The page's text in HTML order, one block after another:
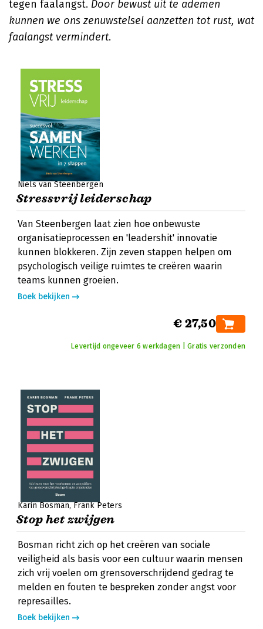
tegen faalangst. Door bewust uit te ademen
kunnen we ons zenuwstelsel aanzetten tot rust, wat
faalangst vermindert.
Niels van Steenbergen
Stressvrij leiderschap
Van Steenbergen laat zien hoe onbewuste
organisatieprocessen en 'leadershit' innovatie
kunnen blokkeren. Zijn zeven stappen helpen om
psychologisch veilige ruimtes te creëren waarin
teams kunnen groeien.
Boek bekijken
€ 27,50
Levertijd ongeveer 6 werkdagen | Gratis verzonden
Karin Bosman Frank Peters
Stop het zwijgen
Bosman richt zich op het creëren van sociale
veiligheid als basis voor een cultuur waarin mensen
zich vrij voelen om grensoverschrijdend gedrag te
melden en fouten te bespreken zonder angst voor
represailles.
Boek bekijken